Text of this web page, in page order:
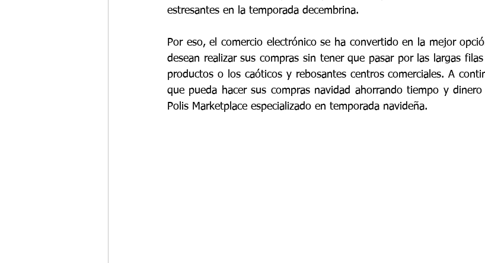
estresantes en la temporada decembrina.
Por eso, el comercio electrónico se ha convertido en la mejor
desean realizar sus compras sin tener que pasar por las largas
productos o los caóticos y rebosantes centros comerciales. A
que pueda hacer sus compras navidad ahorrando tiempo y
Polis Marketplace especializado en temporada navideña.